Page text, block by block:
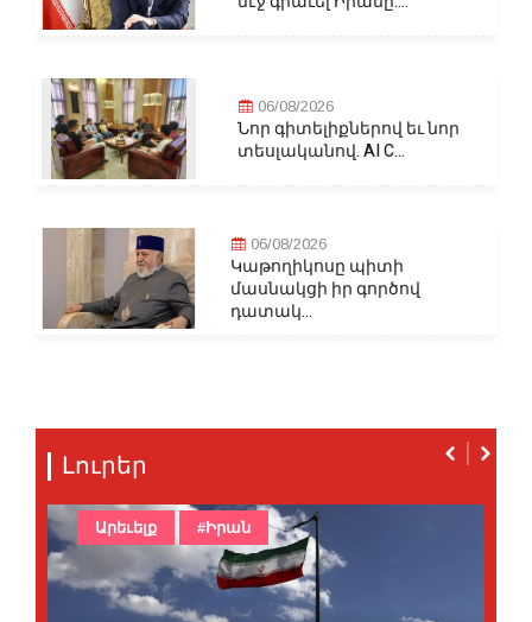
06/08/2026
Նոր գիտելիքներով եւ նոր
տեսլականով. AI C...
06/08/2026
Կաթողիկոսը պիտի
մասնակցի իր գործով
դատակ...
Լուրեր
Արեւելք #Իրան